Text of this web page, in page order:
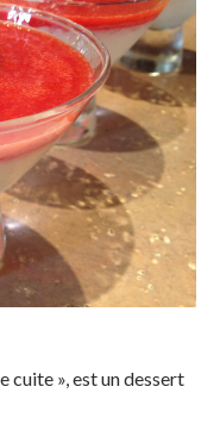
cuite », est un dessert